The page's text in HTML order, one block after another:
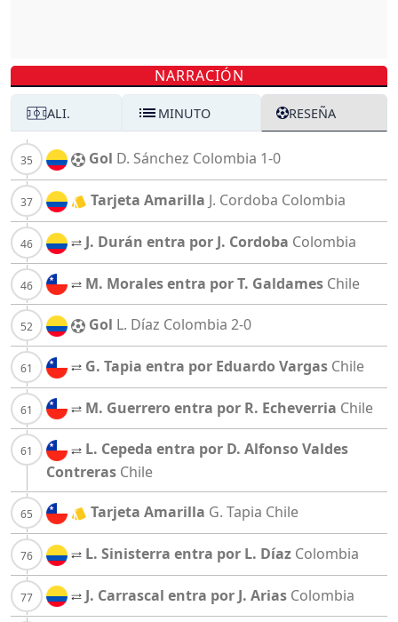
NARRACIÓN
ALI. MINUTO RESEÑA
Gol D. Sánchez Colombia 1-0
Tarjeta Amarilla J. Cordoba Colombia
J. Durán entra por J. Cordoba Colombia
M. Morales entra por T. Galdames Chile
Gol L. Díaz Colombia 2-0
G. Tapia entra por Eduardo Vargas Chile
M. Guerrero entra por R. Echeverria Chile
L. Cepeda entra por D. Alfonso Valdes
Contreras Chile
Tarjeta Amarilla G. Tapia Chile
L. Sinisterra entra por L. Díaz Colombia
J. Carrascal entra por J. Arias Colombia